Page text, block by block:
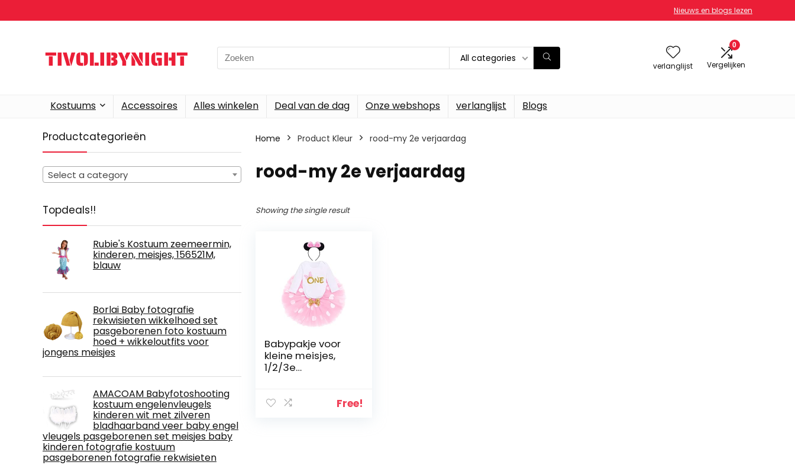
Nieuws en blogs lezen
Search
for:
All categories
verlanglijst
0
Vergelijken
Kostuums Accessoires Alles winkelen Deal van de dag Onze webshops verlanglijst Blogs
Productcategorieën
Select a category
Topdeals!!
Rubie's Kostuum zeemeermin,
kinderen, meisjes, 156521M,
blauw
Borlai Baby fotografie
rekwisieten wikkelhoed set
pasgeborenen foto kostuum
hoed + wikkeloutfits voor
jongens meisjes
AMACOAM Babyfotoshooting
kostuum engelenvleugels
kinderen wit met zilveren
bladhaarband veer baby engel
vleugels pasgeborenen set meisjes baby
kinderen fotografie kostuum
pasgeborenen fotografie rekwisieten
Home Product Kleur rood-my 2e verjaardag
rood-my 2e verjaardag
Showing the single result
Babypakje voor
kleine meisjes,
1/2/3e
katoen, lange
Free!